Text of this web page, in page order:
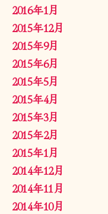
2016年1月
2015年12月
2015年9月
2015年6月
2015年5月
2015年4月
2015年3月
2015年2月
2015年1月
2014年12月
2014年11月
2014年10月